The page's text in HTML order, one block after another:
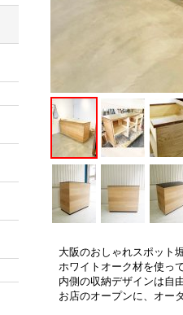
大阪のおしゃれスポット
ホワイトオーク材を使っ
内側の収納デザインは自
お店のオープンに、オー